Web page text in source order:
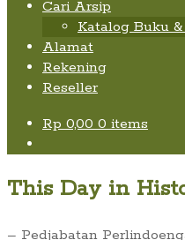
Cari Arsip
Katalog Buku
Alamat
Rekening
Reseller
Rp 0,00 0 items
This Day in
– Pedjabatan